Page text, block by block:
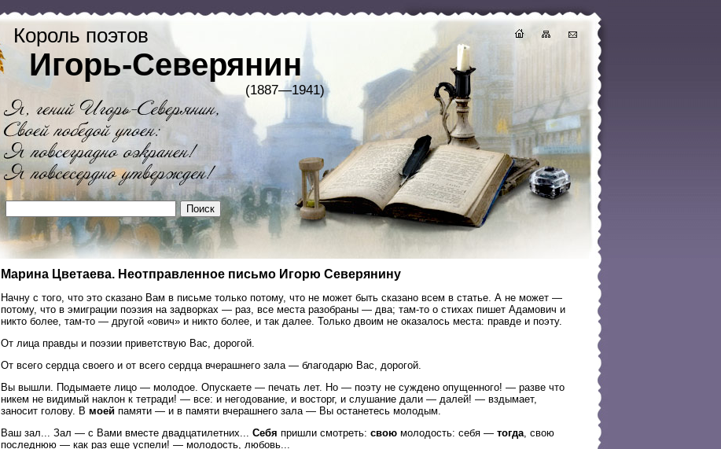
Король поэтов
Игорь-Северянин
(1887—1941)
Марина Цветаева. Неотправленное письмо Игорю Северянину
Начну с того, что это сказано Вам в письме только потому, что не может быть сказано всем в статье. А не может —
потому, что в эмиграции поэзия на задворках — раз, все места разобраны — два; там-то о стихах пишет Адамович и
никто более, там-то — другой «ович» и никто более, и так далее. Только двоим не оказалось места: правде и поэту.
От лица правды и поэзии приветствую Вас, дорогой.
От всего сердца своего и от всего сердца вчерашнего зала — благодарю Вас, дорогой.
Вы вышли. Подымаете лицо — молодое. Опускаете — печать лет. Но — поэту не суждено опущенного! — разве что
никем не видимый наклон к тетради! — все: и негодование, и восторг, и слушание дали — далей! — вздымает,
заносит голову. В моей памяти — и в памяти вчерашнего зала — Вы останетесь молодым.
Ваш зал... Зал — с Вами вместе двадцатилетних... Себя пришли смотреть: свою молодость: себя — тогда , свою
последнюю — как раз еще успели! — молодость, любовь...